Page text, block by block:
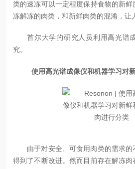
类的速冻可以一定程度保持食物的新
冻解冻的肉类，和新鲜肉类的混淆，让
首尔大学的研究人员利用高光谱
究。
使用高光谱成像仪和机器学习对
由于对安全、可食用肉类的需求
得到了不断改进。然而目前存在解冻